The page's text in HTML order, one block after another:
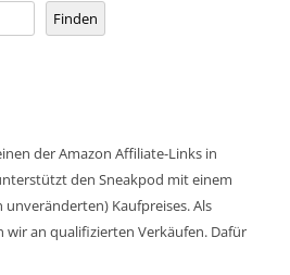
Finden
der Amazon Affiliate-Links in
den Sneakpod mit einem
unveränderten) Kaufpreises. Als
wir an qualifizierten Verkäufen. Dafür